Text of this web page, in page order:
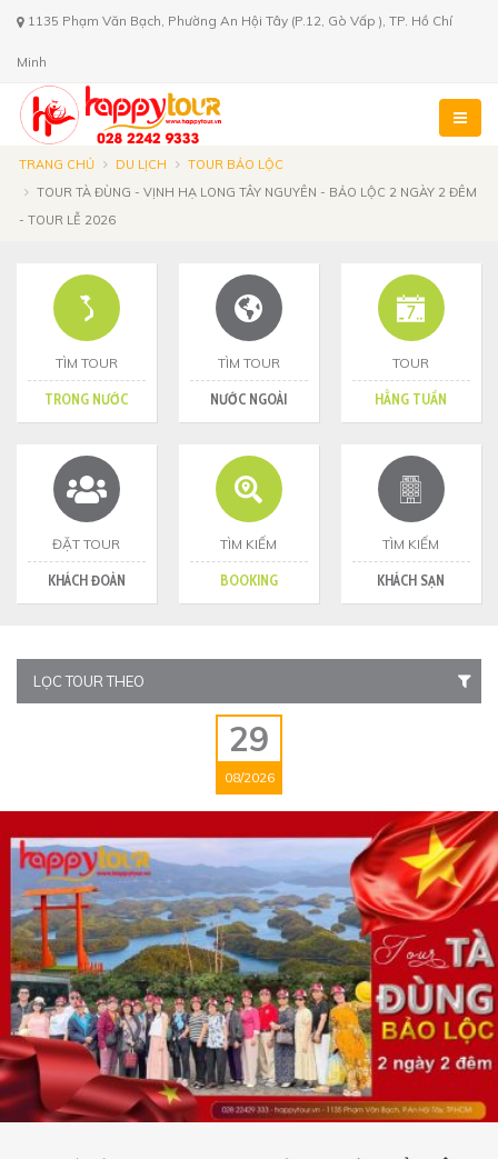
1135 Phạm Văn Bạch, Phường An Hội Tây (P.12, Gò Vấp ), TP. Hồ Chí
Minh
TRANG CHỦ DU LỊCH
TOUR BẢO LỘC
TOUR TÀ ĐÙNG - VỊNH HẠ LONG TÂY NGUYÊN - BẢO LỘC 2 NGÀY 2 ĐÊM
- TOUR LỄ 2026
TÌM TOUR
TRONG NƯỚC
TÌM TOUR
NƯỚC NGOÀI
TOUR
HẰNG TUẦN
ĐẶT TOUR
KHÁCH ĐOÀN
TÌM KIẾM
BOOKING
TÌM KIẾM
KHÁCH SẠN
LỌC TOUR THEO
29
08/2026